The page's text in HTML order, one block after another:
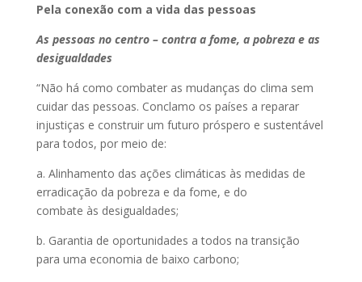
Pela conexão com a vida das pessoas
As pessoas no centro – contra a fome, a pobreza e as
desigualdades
“Não há como combater as mudanças do clima sem
cuidar das pessoas. Conclamo os países a reparar
injustiças e construir um futuro próspero e sustentável
para todos, por meio de:
a. Alinhamento das ações climáticas às medidas de
erradicação da pobreza e da fome, e do
combate às desigualdades;
b. Garantia de oportunidades a todos na transição
para uma economia de baixo carbono;